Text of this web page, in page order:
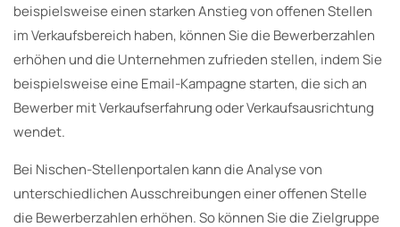
beispielsweise einen starken Anstieg von offenen Stellen
im Verkaufsbereich haben, können Sie die Bewerberzahlen
erhöhen und die Unternehmen zufrieden stellen, indem Sie
beispielsweise eine Email-Kampagne starten, die sich an
Bewerber mit Verkaufserfahrung oder Verkaufsausrichtung
wendet.
Bei Nischen-Stellenportalen kann die Analyse von
unterschiedlichen Ausschreibungen einer offenen Stelle
die Bewerberzahlen erhöhen. So können Sie die Zielgruppe